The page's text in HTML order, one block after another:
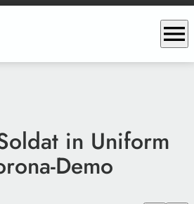
menu
in Uniform
Demo